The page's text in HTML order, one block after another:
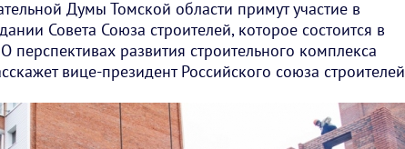
Думы Томской области примут участие в
Совета Союза строителей, которое состоится в
перспективах развития строительного комплекса
вице-президент Российского союза строителей